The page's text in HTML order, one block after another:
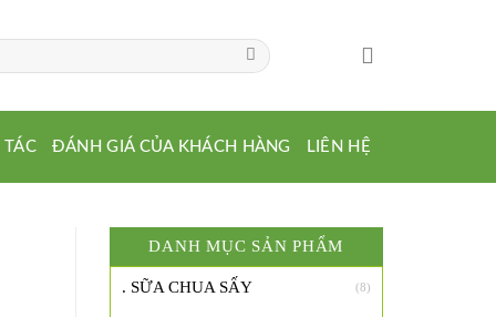
ĐÁNH GIÁ CỦA KHÁCH HÀNG LIÊN HỆ
DANH MỤC SẢN PHẨM
. SỮA CHUA SẤY (8)